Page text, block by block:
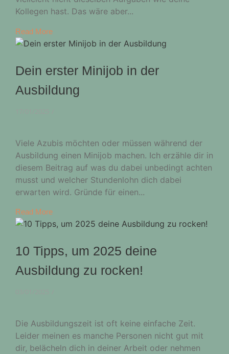
Kollegen hast. Das wäre aber...
Read More
Dein erster Minijob in der
Ausbildung
Viele Azubis möchten oder müssen während der
Ausbildung einen Minijob machen. Ich erzähle dir in
diesem Beitrag auf was du dabei unbedingt achten
musst und welcher Stundenlohn dich dabei
erwarten wird. Gründe für einen...
Read More
10 Tipps, um 2025 deine
Ausbildung zu rocken!
Die Ausbildungszeit ist oft keine einfache Zeit.
Leider meinen es manche Personen nicht gut mit
dir, belächeln dich in deiner Arbeit oder nehmen